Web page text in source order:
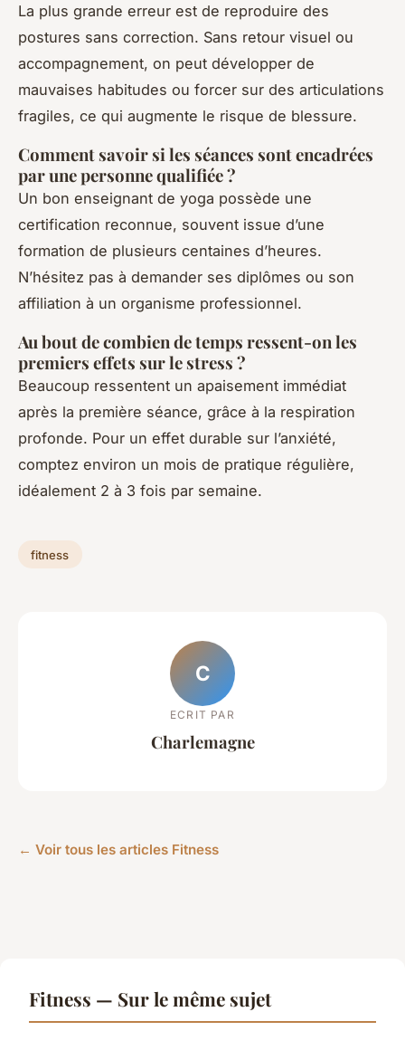
La plus grande erreur est de reproduire des
postures sans correction. Sans retour visuel ou
accompagnement, on peut développer de
mauvaises habitudes ou forcer sur des articulations
fragiles, ce qui augmente le risque de blessure.
Comment savoir si les séances sont encadrées
par une personne qualifiée ?
Un bon enseignant de yoga possède une
certification reconnue, souvent issue d’une
formation de plusieurs centaines d’heures.
N’hésitez pas à demander ses diplômes ou son
affiliation à un organisme professionnel.
Au bout de combien de temps ressent-on les
premiers effets sur le stress ?
Beaucoup ressentent un apaisement immédiat
après la première séance, grâce à la respiration
profonde. Pour un effet durable sur l’anxiété,
comptez environ un mois de pratique régulière,
idéalement 2 à 3 fois par semaine.
fitness
C
ECRIT PAR
Charlemagne
← Voir tous les articles Fitness
Fitness — Sur le même sujet